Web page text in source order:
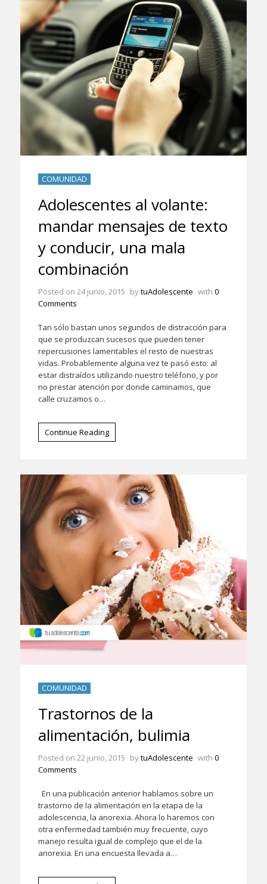
COMUNIDAD
Adolescentes al volante:
mandar mensajes de texto
y conducir, una mala
combinación
Posted on 24 junio, 2015 bytuAdolescente with 0
Comments
Tan sólo bastan unos segundos de distracción para
que se produzcan sucesos que pueden tener
repercusiones lamentables el resto de nuestras
vidas. Probablemente alguna vez te pasó esto: al
estar distraídos utilizando nuestro teléfono, y por
no prestar atención por donde caminamos, que
calle cruzamos o…
Continue Reading
COMUNIDAD
Trastornos de la
alimentación, bulimia
Posted on 22 junio, 2015 bytuAdolescente with 0
Comments
En una publicación anterior hablamos sobre un
trastorno de la alimentación en la etapa de la
adolescencia, la anorexia. Ahora lo haremos con
otra enfermedad también muy frecuente, cuyo
manejo resulta igual de complejo que el de la
anorexia. En una encuesta llevada a…